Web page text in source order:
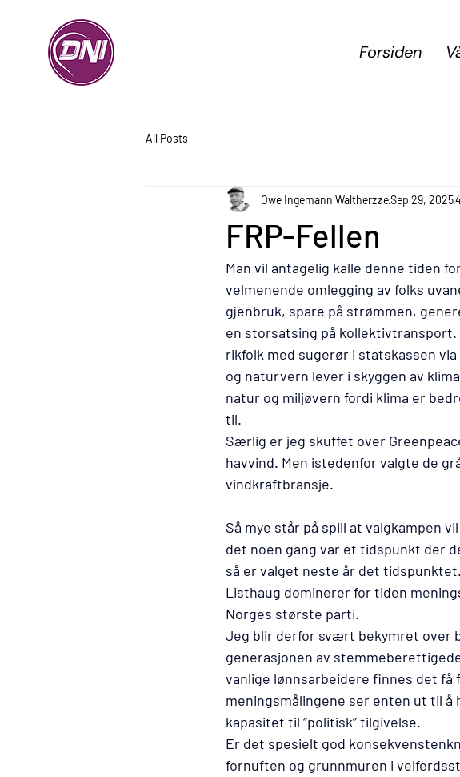
Forsiden
All Posts
FRP-Fellen
Owe Ingemann WaltherzøeSep 29, 2025
Man vil antagelig kalle denne tiden
velmenende omlegging av folks
gjenbruk, spare på strømmen,
en storsatsing på
rikfolk med sugerør i statskassen
og naturvern lever i skyggen av
natur og miljøvern fordi klima er
til.
Særlig er jeg skuffet over
havvind. Men istedenfor valgte de
vindkraftbransje.
Så mye står på spill at valgkampen
det noen gang var et tidspunkt der
så er valget neste år det tidspunktet.
Listhaug dominerer for tiden
Norges største parti.
Jeg blir derfor svært bekymret over
generasjonen av
vanlige lønnsarbeidere finnes det få
meningsmålingene ser enten ut til
kapasitet til “politisk” tilgivelse.
Er det spesielt god
fornuften og grunnmuren i